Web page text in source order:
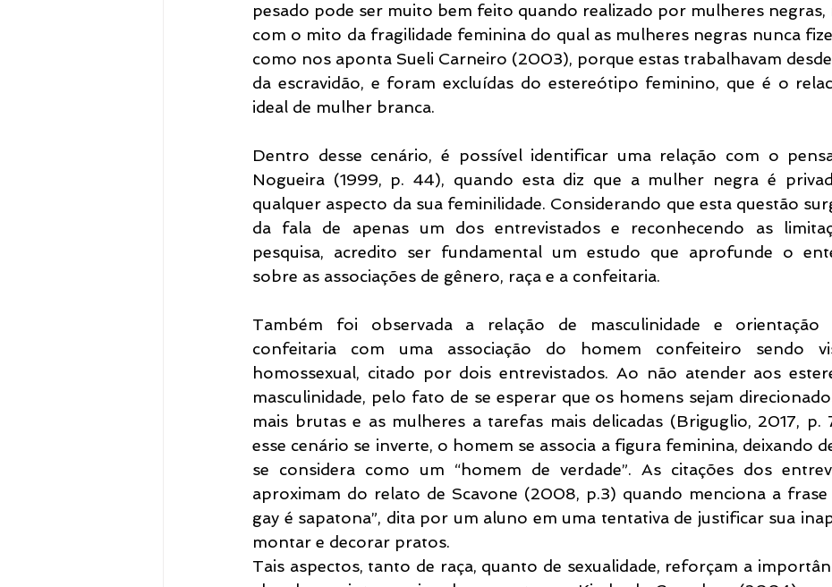
pesado pode ser muito bem feito quando realizado por mulheres
com o mito da fragilidade feminina do qual as mulheres negras nunca
como nos aponta Sueli Carneiro (2003), porque estas trabalhavam
da escravidão, e foram excluídas do estereótipo feminino, que é o
ideal de mulher branca.
Dentro desse cenário, é possível identificar uma relação com o
Nogueira (1999, p. 44), quando esta diz que a mulher negra é
qualquer aspecto da sua feminilidade. Considerando que esta questão
da fala de apenas um dos entrevistados e reconhecendo as
pesquisa, acredito ser fundamental um estudo que aprofunde o
sobre as associações de gênero, raça e a confeitaria.
Também foi observada a relação de masculinidade e orientação
confeitaria com uma associação do homem confeiteiro sendo
homossexual, citado por dois entrevistados. Ao não atender aos
masculinidade, pelo fato de se esperar que os homens sejam
mais brutas e as mulheres a tarefas mais delicadas (Briguglio, 2017, p.
esse cenário se inverte, o homem se associa a figura feminina, deixando
se considera como um “homem de verdade”. As citações dos
aproximam do relato de Scavone (2008, p.3) quando menciona a frase
gay é sapatona”, dita por um aluno em uma tentativa de justificar sua
montar e decorar pratos.
Tais aspectos, tanto de raça, quanto de sexualidade, reforçam a